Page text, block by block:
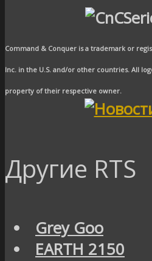
Command & Conquer is a trademark or
Inc. in the U.S. and/or other countries. All
property of their respective owner.
Другие RTS
Grey Goo
EARTH 2150